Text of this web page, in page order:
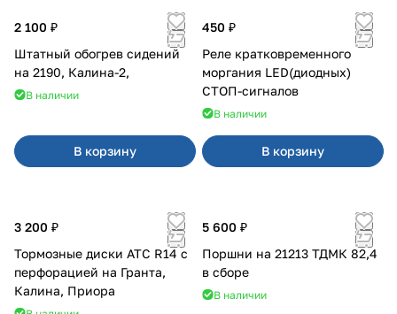
2 100 ₽
Штатный обогрев сидений
на 2190, Калина-2,
В наличии
В корзину
450 ₽
Реле кратковременного
моргания LED(диодных)
СТОП-сигналов
В наличии
В корзину
3 200 ₽
Тормозные диски АТС R14 с
перфорацией на Гранта,
Калина, Приора
5 600 ₽
Поршни на 21213 ТДМК 82,4
в сборе
В наличии